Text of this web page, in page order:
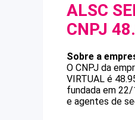
ALSC
CNPJ
Sobre a
O CNPJ da
VIRTUAL é
fundada em
e agentes de